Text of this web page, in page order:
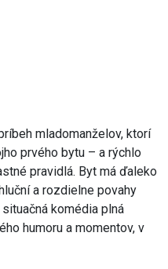
mladomanželov, ktorí
prvého bytu – a rýchlo
pravidlá. Byt má ďaleko
a rozdielne povahy
komédia plná
humoru a momentov, v